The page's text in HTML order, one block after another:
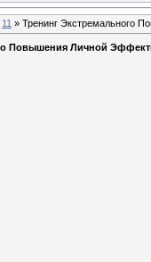
11 » Тренинг Экстремального
Повышения Личной